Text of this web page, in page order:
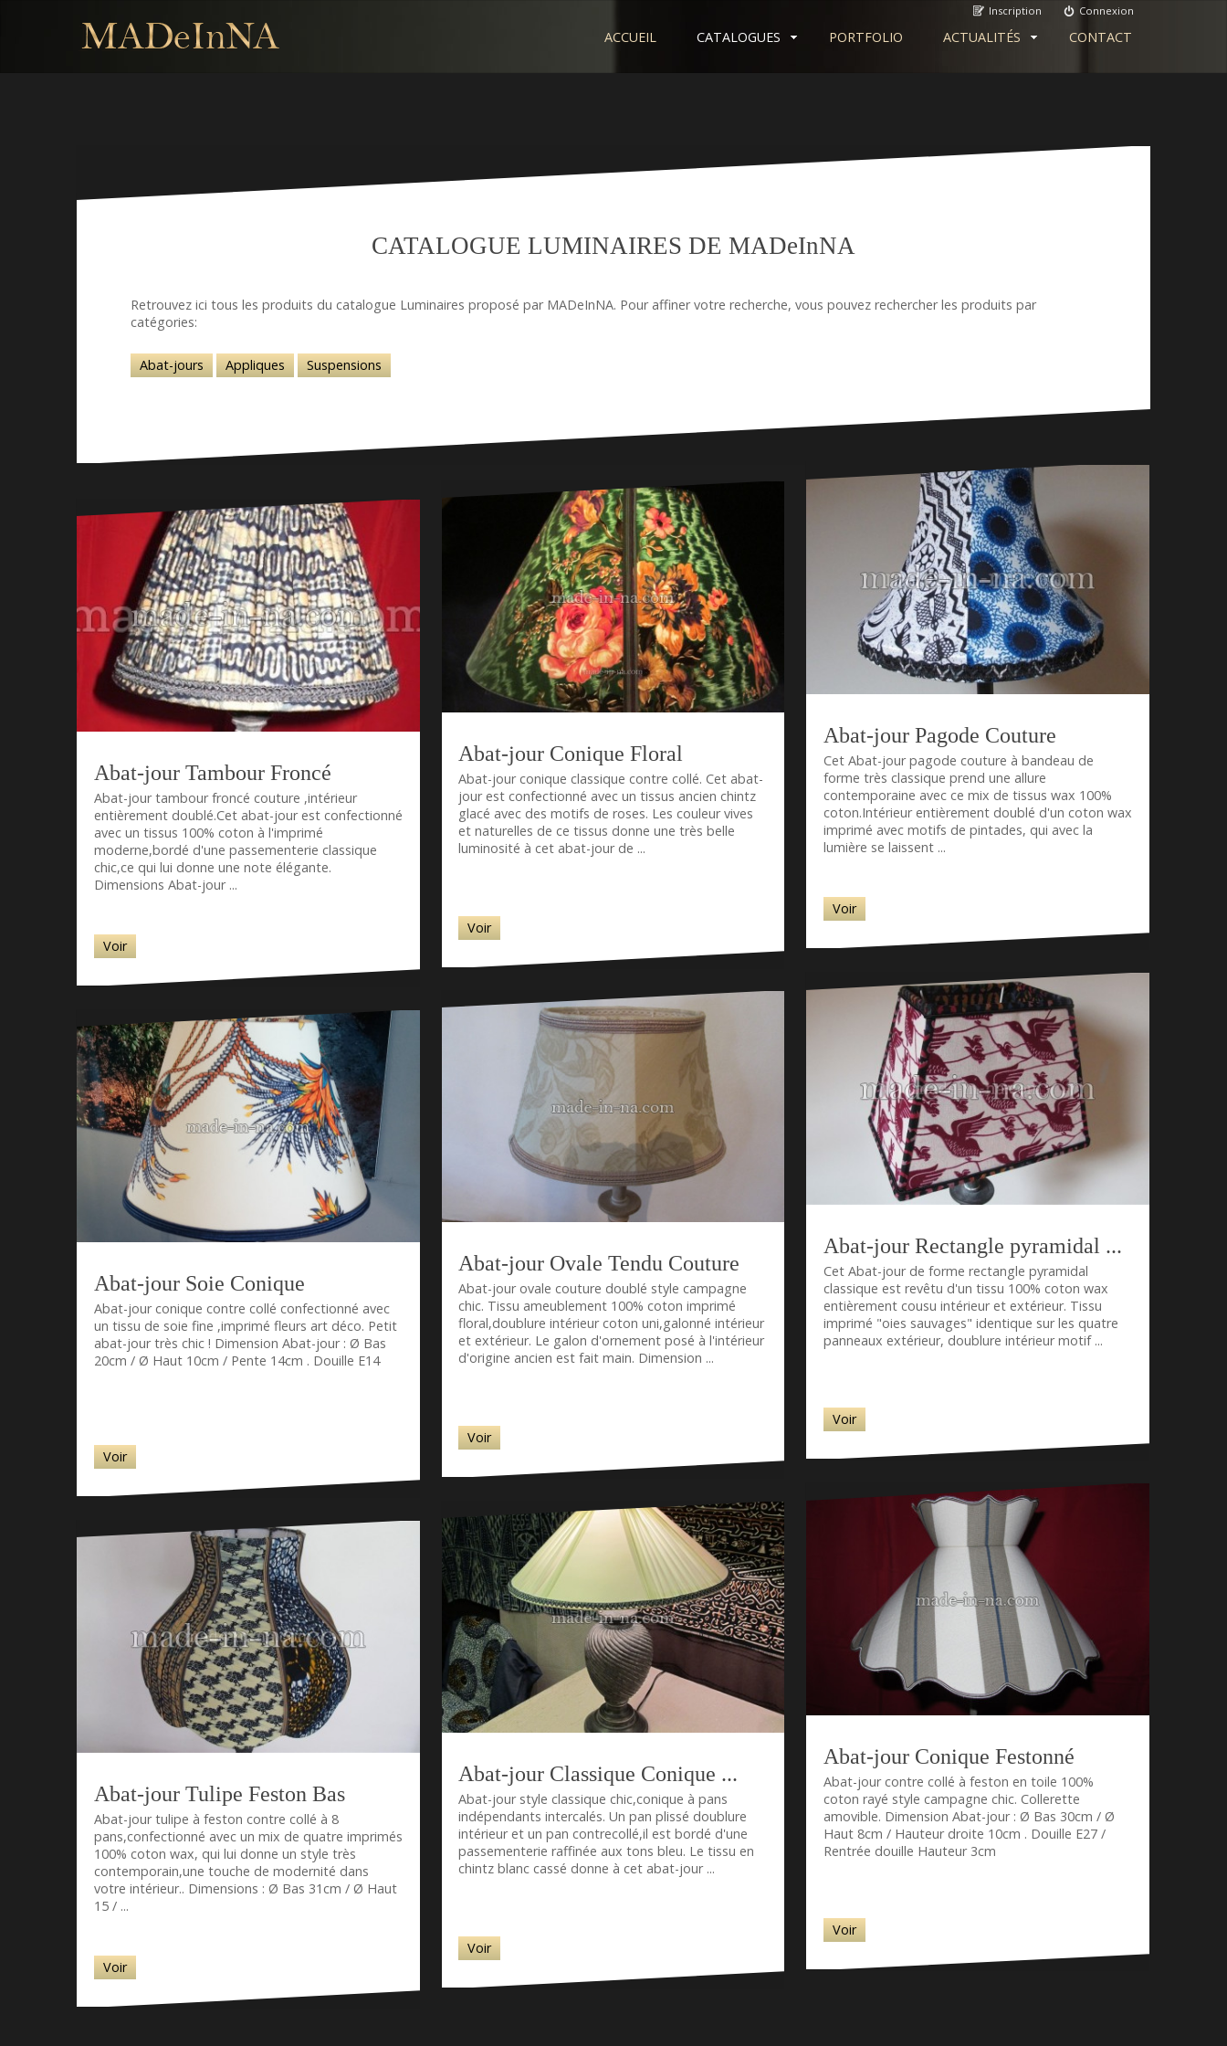
Inscription Connexion
ACCUEIL CATALOGUES PORTFOLIO ACTUALITÉS CONTACT
CATALOGUE LUMINAIRES DE MADeInNA
Retrouvez ici tous les produits du catalogue Luminaires proposé par MADeInNA. Pour affiner votre recherche, vous pouvez rechercher les produits par
catégories:
Abat-jours Appliques Suspensions
Abat-jour Tambour Froncé
Abat-jour tambour froncé couture ,intérieur
entièrement doublé.Cet abat-jour est confectionné
avec un tissus 100% coton à l'imprimé
moderne,bordé d'une passementerie classique
chic,ce qui lui donne une note élégante.
Dimensions Abat-jour ...
Voir
Abat-jour Conique Floral
Abat-jour conique classique contre collé. Cet abat-
jour est confectionné avec un tissus ancien chintz
glacé avec des motifs de roses. Les couleur vives
et naturelles de ce tissus donne une très belle
luminosité à cet abat-jour de ...
Voir
Abat-jour Pagode Couture
Cet Abat-jour pagode couture à bandeau de
forme très classique prend une allure
contemporaine avec ce mix de tissus wax 100%
coton.Intérieur entièrement doublé d'un coton wax
imprimé avec motifs de pintades, qui avec la
lumière se laissent ...
Voir
Abat-jour Soie Conique
Abat-jour conique contre collé confectionné avec
un tissu de soie fine ,imprimé fleurs art déco. Petit
abat-jour très chic ! Dimension Abat-jour : Ø Bas
20cm / Ø Haut 10cm / Pente 14cm . Douille E14
Voir
Abat-jour Ovale Tendu Couture
Abat-jour ovale couture doublé style campagne
chic. Tissu ameublement 100% coton imprimé
floral,doublure intérieur coton uni,galonné intérieur
et extérieur. Le galon d'ornement posé à l'intérieur
d'origine ancien est fait main. Dimension ...
Voir
Abat-jour Rectangle pyramidal ...
Cet Abat-jour de forme rectangle pyramidal
classique est revêtu d'un tissu 100% coton wax
entièrement cousu intérieur et extérieur. Tissu
imprimé "oies sauvages" identique sur les quatre
panneaux extérieur, doublure intérieur motif ...
Voir
Abat-jour Tulipe Feston Bas
Abat-jour tulipe à feston contre collé à 8
pans,confectionné avec un mix de quatre imprimés
100% coton wax, qui lui donne un style très
contemporain,une touche de modernité dans
votre intérieur.. Dimensions : Ø Bas 31cm / Ø Haut
15 / ...
Voir
Abat-jour Classique Conique ...
Abat-jour style classique chic,conique à pans
indépendants intercalés. Un pan plissé doublure
intérieur et un pan contrecollé,il est bordé d'une
passementerie raffinée aux tons bleu. Le tissu en
chintz blanc cassé donne à cet abat-jour ...
Voir
Abat-jour Conique Festonné
Abat-jour contre collé à feston en toile 100%
coton rayé style campagne chic. Collerette
amovible. Dimension Abat-jour : Ø Bas 30cm / Ø
Haut 8cm / Hauteur droite 10cm . Douille E27 /
Rentrée douille Hauteur 3cm
Voir